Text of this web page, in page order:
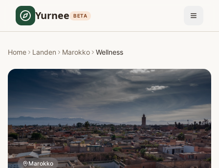
Yurnee BETA
Home Landen Marokko Wellness
Marokko